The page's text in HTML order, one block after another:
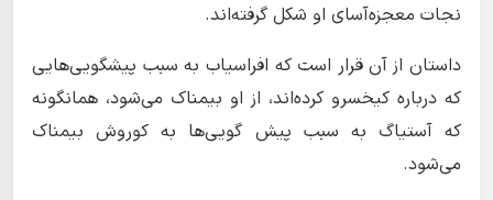
نجات معجزه‌آسای او شکل گرفته‌اند.
داستان از آن قرار است که افراسیاب به سبب پیشگویی‌هایی
که درباره کیخسرو کرده‌اند، از او بیمناک می‌شود، همانگونه
که آستیاگ به سبب پیش گویی‌ها به کوروش بیمناک
می‌شود.